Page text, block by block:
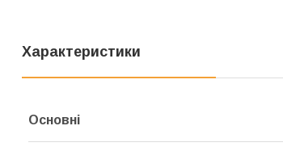
Характеристики
Основні